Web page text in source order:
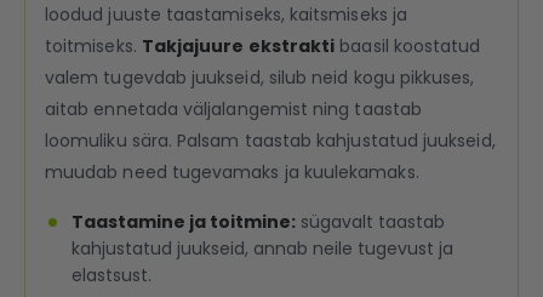
loodud juuste taastamiseks, kaitsmiseks ja
toitmiseks. Takjajuure ekstrakti baasil koostatud
valem tugevdab juukseid, silub neid kogu pikkuses,
aitab ennetada väljalangemist ning taastab
loomuliku sära. Palsam taastab kahjustatud juukseid,
muudab need tugevamaks ja kuulekamaks.
Taastamine ja toitmine: sügavalt taastab
kahjustatud juukseid, annab neile tugevust ja
elastsust.